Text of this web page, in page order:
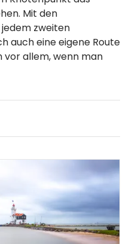
Mit den
zweiten
auch eine eigene Route
vor allem, wenn man